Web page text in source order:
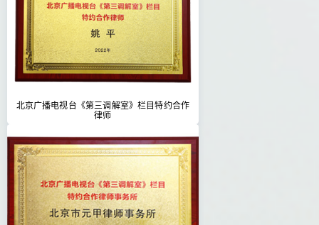
北京广播电视台《第三调解室》栏目特约合作
律师